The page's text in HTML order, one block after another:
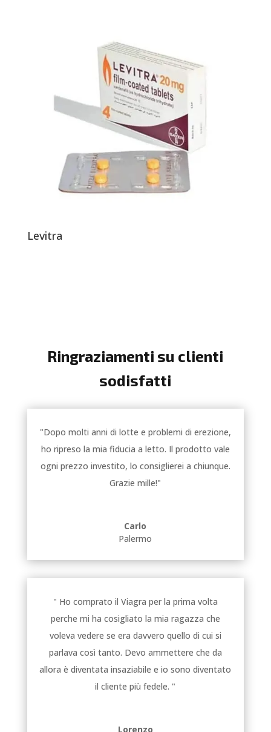
Levitra
Ringraziamenti su clienti
sodisfatti
"Dopo molti anni di lotte e problemi di erezione,
ho ripreso la mia fiducia a letto. Il prodotto vale
ogni prezzo investito, lo consiglierei a chiunque.
Grazie mille!"
Carlo
Palermo
" Ho comprato il Viagra per la prima volta
perche mi ha cosigliato la mia ragazza che
voleva vedere se era davvero quello di cui si
parlava così tanto. Devo ammettere che da
allora è diventata insaziabile e io sono diventato
il cliente più fedele. "
Lorenzo